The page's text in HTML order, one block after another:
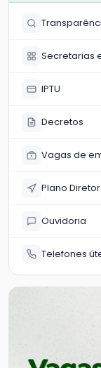
Secretarias
IPTU
Decretos
Vagas de
Plano Diretor
Ouvidoria
Telefones